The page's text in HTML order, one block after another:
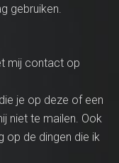
gebruiken.
mij contact op
je op deze of een
niet te mailen. Ook
op de dingen die ik